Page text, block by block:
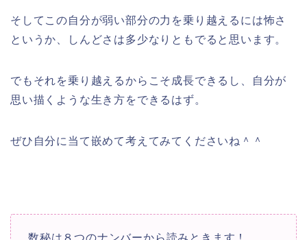
そしてこの自分が弱い部分の力を乗り越えるには怖さ
というか、しんどさは多少なりともでると思います。
でもそれを乗り越えるからこそ成長できるし、自分が
思い描くような生き方をできるはず。
ぜひ自分に当て嵌めて考えてみてくださいね＾＾
数秘は８つのナンバーから読みときます！